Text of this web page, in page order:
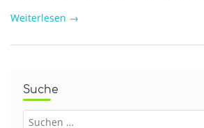
Weiterlesen →
Suche